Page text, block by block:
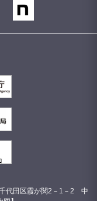
代田区霞が関2－1－2 中